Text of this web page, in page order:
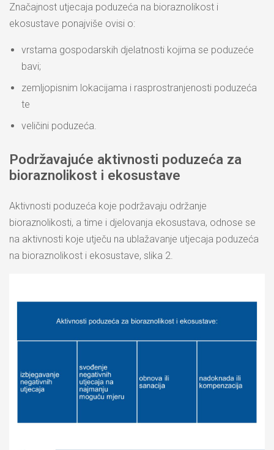
Značajnost utjecaja poduzeća na bioraznolikost i
ekosustave ponajviše ovisi o:
vrstama gospodarskih djelatnosti kojima se poduzeće
bavi;
zemljopisnim lokacijama i rasprostranjenosti poduzeća
te
veličini poduzeća.
Podržavajuće aktivnosti poduzeća za
bioraznolikost i ekosustave
Aktivnosti poduzeća koje podržavaju održanje
bioraznolikosti, a time i djelovanja ekosustava, odnose se
na aktivnosti koje utječu na ublažavanje utjecaja poduzeća
na bioraznolikost i ekosustave, slika 2.